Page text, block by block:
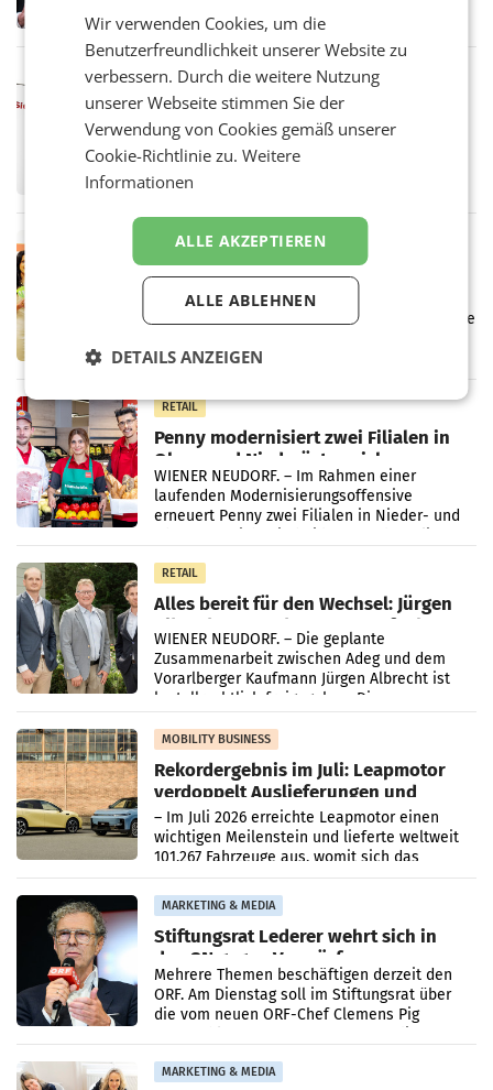
von 1.544,0 Mio. EUR erwirtschaftet, was
einem Plus von 3,8 Prozent gegenüber dem
Vergleichszeitraum
MARKETING & MEDIA
ProSiebenSat.1 spart und macht
überraschend viel Gewinn
UNTERFÖHRING/MAILAND/AMSTERDAM. Der
Fernsehkonzern ProSiebenSat.1 hat im
Frühjahr dank Kostensenkungen operativ
Markterwartung deutlich übertroffen.
RETAIL
Eine Bühne für Zirkularität: ARA und
Müller informieren am POS über
Über den gesamten August hinweg rücken die
Handelskonzern Müller die Initiative
Müller-Filialen
RETAIL
Penny modernisiert zwei Filialen in
Ober- und Niederösterreich
WIENER NEUDORF. – Im Rahmen einer
laufenden Modernisierungsoffensive
erneuert Penny zwei Filialen in Nieder- und
RETAIL
Alles bereit für den Wechsel: Jürgen
Albrecht setzt ab 1.1.2027 auf Adeg
WIENER NEUDORF. – Die geplante
Zusammenarbeit zwischen Adeg und dem
Vorarlberger Kaufmann Jürgen Albrecht ist
kartellrechtlich freigegeben: Die
Bundeswettbewerbsbehörde und der
Bundeskartellanwalt
MOBILITY BUSINESS
Rekordergebnis im Juli: Leapmotor
verdoppelt Auslieferungen und
überschreitet die 100.000er-Marke
– Im Juli 2026 erreichte Leapmotor einen
wichtigen Meilenstein und lieferte weltweit
101.267 Fahrzeuge aus, womit sich das
Ergebnis gegenüber Juli 2025 mehr als
verdoppelte (+102
MARKETING & MEDIA
Stiftungsrat Lederer wehrt sich in
den SN gegen Vorwürfe
Mehrere Themen beschäftigen derzeit den
ORF. Am Dienstag soll im Stiftungsrat über
die vom neuen ORF-Chef Clemens Pig
MARKETING & MEDIA
Wir verwenden Cookies, um die
Benutzerfreundlichkeit unserer Website zu
verbessern. Durch die weitere Nutzung
unserer Webseite stimmen Sie der
Verwendung von Cookies gemäß unserer
Cookie-Richtlinie zu.Weitere
Informationen
ALLE AKZEPTIEREN
ALLE ABLEHNEN
DETAILS ANZEIGEN